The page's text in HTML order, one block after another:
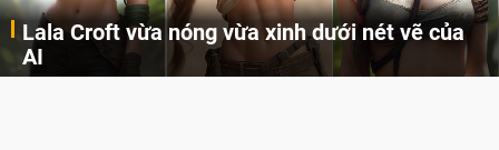
Lala Croft vừa nóng vừa xinh dưới nét vẽ của
AI